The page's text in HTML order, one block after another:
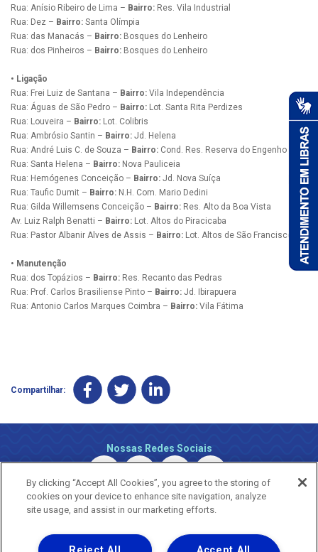
Rua: Anísio Ribeiro de Lima – Bairro: Res. Vila Industrial
Rua: Dez – Bairro: Santa Olímpia
Rua: das Manacás – Bairro: Bosques do Lenheiro
Rua: dos Pinheiros – Bairro: Bosques do Lenheiro
• Ligação
Rua: Frei Luiz de Santana – Bairro: Vila Independência
Rua: Águas de São Pedro – Bairro: Lot. Santa Rita Perdizes
Rua: Louveira – Bairro: Lot. Colibris
Rua: Ambrósio Santin – Bairro: Jd. Helena
Rua: André Luis C. de Souza – Bairro: Cond. Res. Reserva do Engenho
Rua: Santa Helena – Bairro: Nova Pauliceia
Rua: Hemógenes Conceição – Bairro: Jd. Nova Suíça
Rua: Taufic Dumit – Bairro: N.H. Com. Mario Dedini
Rua: Gilda Willemsens Conceição – Bairro: Res. Alto da Boa Vista
Av. Luiz Ralph Benatti – Bairro: Lot. Altos do Piracicaba
Rua: Pastor Albanir Alves de Assis – Bairro: Lot. Altos de São Francisco
• Manutenção
Rua: dos Topázios – Bairro: Res. Recanto das Pedras
Rua: Prof. Carlos Brasiliense Pinto – Bairro: Jd. Ibirapuera
Rua: Antonio Carlos Marques Coimbra – Bairro: Vila Fátima
Compartilhar:
Nossas Redes Sociais
By clicking “Accept All Cookies”, you agree to the storing of
cookies on your device to enhance site navigation, analyze
site usage, and assist in our marketing efforts.